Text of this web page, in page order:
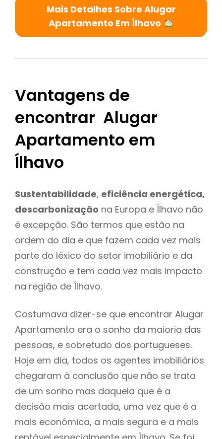
Mais Detalhes Sobre Alugar
Apartamento Em Ílhavo
Vantagens de
encontrar Alugar
Apartamento em
Ílhavo
Sustentabilidade, eficiência energética,
descarbonização na Europa e Ílhavo não
é excepção. São termos que estão na
ordem do dia e que fazem cada vez mais
parte do léxico do setor imobiliário e da
construção e tem cada vez mais impacto
na região de Ílhavo.
Costumava dizer-se que encontrar Alugar
Apartamento era o sonho da maioria das
pessoas, e sobretudo dos portugueses.
Hoje em dia, todos os agentes imobiliários
chegaram à conclusão que não se trata
de um sonho mas daquela que é a
decisão mais acertada, uma vez que é a
mais económica, a mais segura e a mais